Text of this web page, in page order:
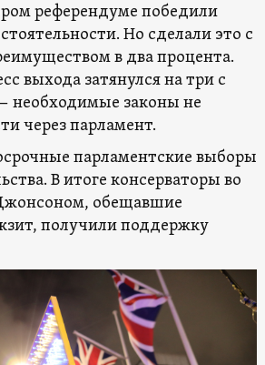
референдуме победили
Но сделали это с
в два процента.
выхода затянулся на три с
необходимые законы не
через парламент.
парламентские выборы
В итоге консерваторы во
обещавшие
получили поддержку